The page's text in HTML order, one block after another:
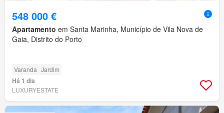
548 000 €
Apartamento em Santa Marinha, Município de Vila Nova de
Gaia, Distrito do Porto
Varanda Jardim
Há 1 dia
LUXURYESTATE